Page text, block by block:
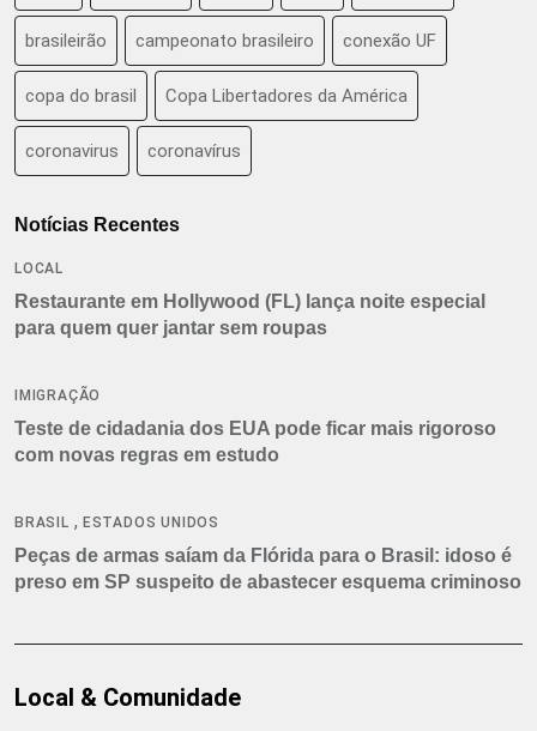
brasileirão campeonato brasileiro conexão UF
copa do brasil Copa Libertadores da América
coronavirus coronavírus
Notícias Recentes
LOCAL
Restaurante em Hollywood (FL) lança noite especial
para quem quer jantar sem roupas
IMIGRAÇÃO
Teste de cidadania dos EUA pode ficar mais rigoroso
com novas regras em estudo
BRASIL , ESTADOS UNIDOS
Peças de armas saíam da Flórida para o Brasil: idoso é
preso em SP suspeito de abastecer esquema criminoso
Local & Comunidade